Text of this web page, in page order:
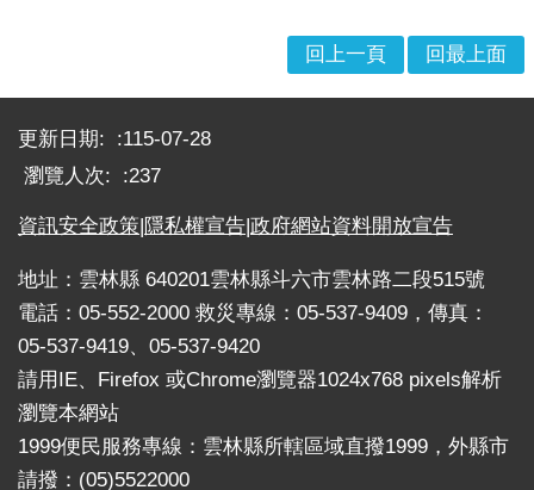
收
容
捐
款、
募
集
及
災
害
救
資
回上一頁 回最上面
更新日期:
115-07-28
瀏覽人次:
237
資訊安全政策|隱私權宣告|政府網站資料開放宣告
地址：雲林縣 640201雲林縣斗六市雲林路二段515號
電話：05-552-2000 救災專線：05-537-9409，傳真：
05-537-9419、05-537-9420
請用IE、Firefox 或Chrome瀏覽器1024x768 pixels解析
瀏覽本網站
1999便民服務專線：雲林縣所轄區域直撥1999，外縣市
請撥：(05)5522000